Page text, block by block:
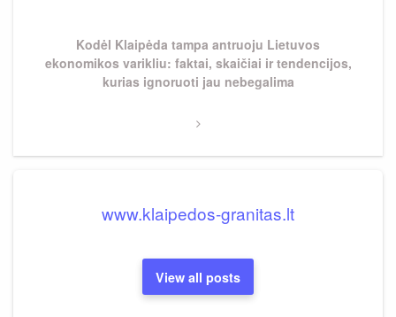
Post
Kodėl Klaipėda tampa antruoju Lietuvos
ekonomikos varikliu: faktai, skaičiai ir tendencijos,
kurias ignoruoti jau nebegalima
www.klaipedos-granitas.lt
View all posts